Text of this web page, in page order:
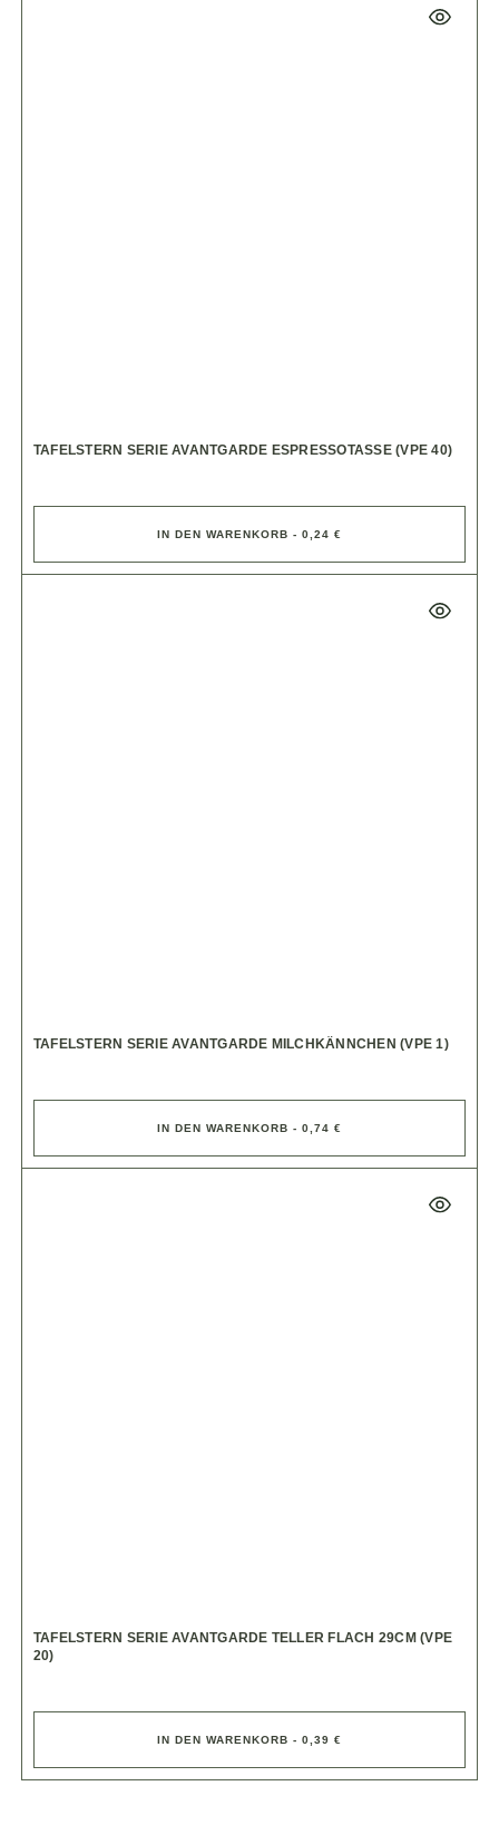
TAFELSTERN SERIE AVANTGARDE ESPRESSOTASSE (VPE 40)
IN DEN WARENKORB - 0,24 €
TAFELSTERN SERIE AVANTGARDE MILCHKÄNNCHEN (VPE 1)
IN DEN WARENKORB - 0,74 €
TAFELSTERN SERIE AVANTGARDE TELLER FLACH 29CM (VPE
20)
IN DEN WARENKORB - 0,39 €